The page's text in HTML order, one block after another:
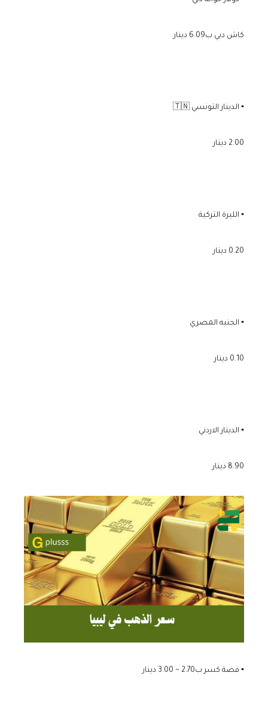
كاش دبي ب6.09 دينار
▪️ الدينار التونسي 🇹🇳
2.00 دينار
▪️ الليرة التركية
0.20 دينار
▪️ الجنيه المصري
0.10 دينار
▪️ الدينار الاردني
8.90 دينار
▪️ فضة كسر ب2.70 ~ 3.00 دينار